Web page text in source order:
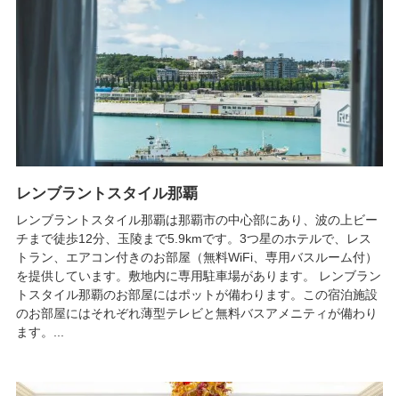
レンブラントスタイル那覇
レンブラントスタイル那覇は那覇市の中心部にあり、波の上ビー
チまで徒歩12分、玉陵まで5.9kmです。3つ星のホテルで、レス
トラン、エアコン付きのお部屋（無料WiFi、専用バスルーム付）
を提供しています。敷地内に専用駐車場があります。 レンブラン
トスタイル那覇のお部屋にはポットが備わります。この宿泊施設
のお部屋にはそれぞれ薄型テレビと無料バスアメニティが備わり
ます。...